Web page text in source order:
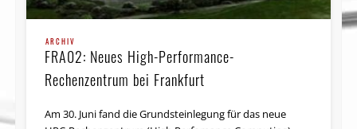
ARCHIV
FRA02: Neues High-Performance-
Rechenzentrum bei Frankfurt
Am 30. Juni fand die Grund­stein­legung für das neue